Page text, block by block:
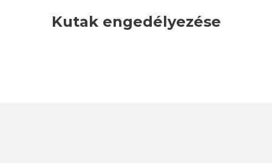
Kutak engedélyezése